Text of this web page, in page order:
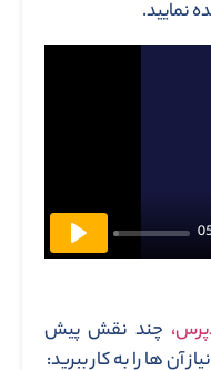
نمایید.
چند نقش پیش
آن ها را به کار ببرید: